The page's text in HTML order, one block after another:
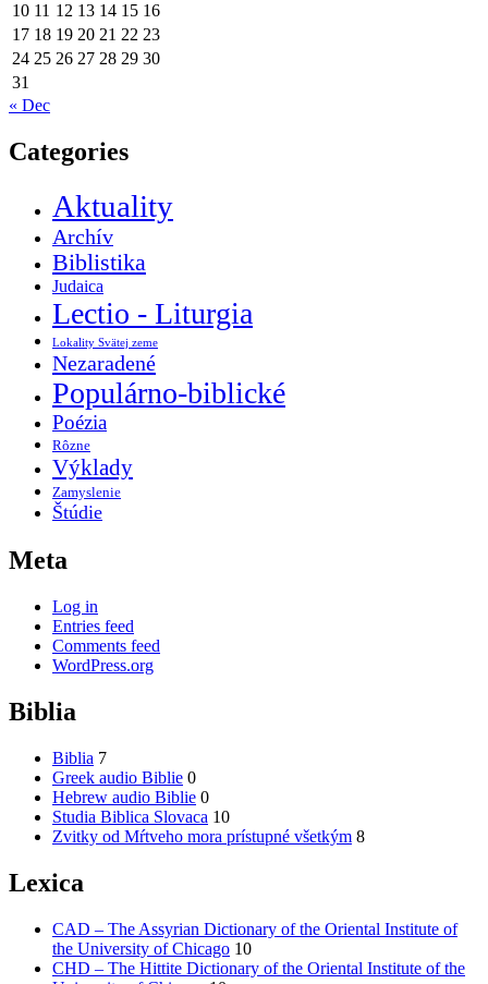
10 11 12 13 14 15 16
17 18 19 20 21 22 23
24 25 26 27 28 29 30
31
« Dec
Categories
Aktuality
Archív
Biblistika
Judaica
Lectio - Liturgia
Lokality Svätej zeme
Nezaradené
Populárno-biblické
Poézia
Rôzne
Výklady
Zamyslenie
Štúdie
Meta
Log in
Entries feed
Comments feed
WordPress.org
Biblia
Biblia 7
Greek audio Biblie 0
Hebrew audio Biblie 0
Studia Biblica Slovaca 10
Zvitky od Mŕtveho mora prístupné všetkým 8
Lexica
CAD – The Assyrian Dictionary of the Oriental Institute of
the University of Chicago 10
CHD – The Hittite Dictionary of the Oriental Institute of the